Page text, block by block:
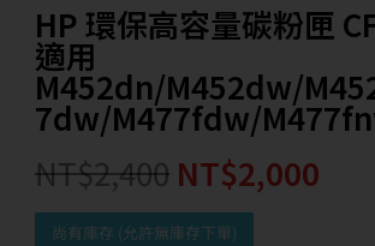
HP 環保高容量碳粉匣
適用
M452dn/M452dw/
7dw/M477fdw/
NT$2,400 NT$2,000
尚有庫存 (允許無庫存下單)